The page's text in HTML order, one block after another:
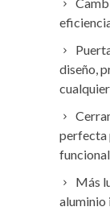
diseño,
perfecta
Más
aluminio